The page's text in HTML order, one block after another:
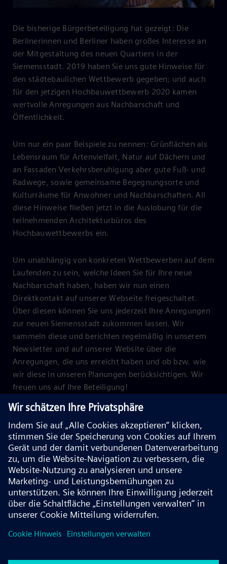
Die bisherige Bürgerbeteiligung hat gezeigt: Die
Berlinerinnen und Berliner haben großes Interesse an
der Mitgestaltung des neuen Quartiers in der
Siemensstadt. 2019 haben Sie uns gute Hinweise für
den städtebaulichen Wettbewerb gegeben; und auch
für den jetzigen Hochbauwettbewerb 2020 kamen
wertvolle Anregungen aus Nachbarschaft und
Öffentlichkeit.
Um nur ein paar Beispiele zu nennen: Grünflächen als
Lebensraum für Artenvielfalt, Natur auf Dächern und
an Fassaden Verkehrsberuhigung aber gute Fuß- und
Radwege, sowie gemeinsame Begegnungsorte und
Kulturräume für Anwohner und Nachbarschaften. All
diese Hinweise fließen jetzt in die Auslobung für die
teilnehmenden Architekturbüros des
Hochbauwettbewerbs ein.
Um unabhängig von konkreten Wettbewerben auf dem
Laufenden zu sein, welche Ideen Sie für Ihre neue
Nachbarschaft haben, haben wir nun einen
Direktkontakt auf unserer Webseite freigeschaltet.
Über diesen können Sie uns jederzeit Ihre Anregungen
zur neuen Siemensstadt zukommen lassen. Wir
sammeln diese und berichten regelmäßig in unserem
Newsletter und auf unserer Website über die
Anregungen, die uns erreicht haben und ob bzw. wie
wir diese in unseren Planungen berücksichtigen. Wir
freuen uns auf Ihre Beteiligung!